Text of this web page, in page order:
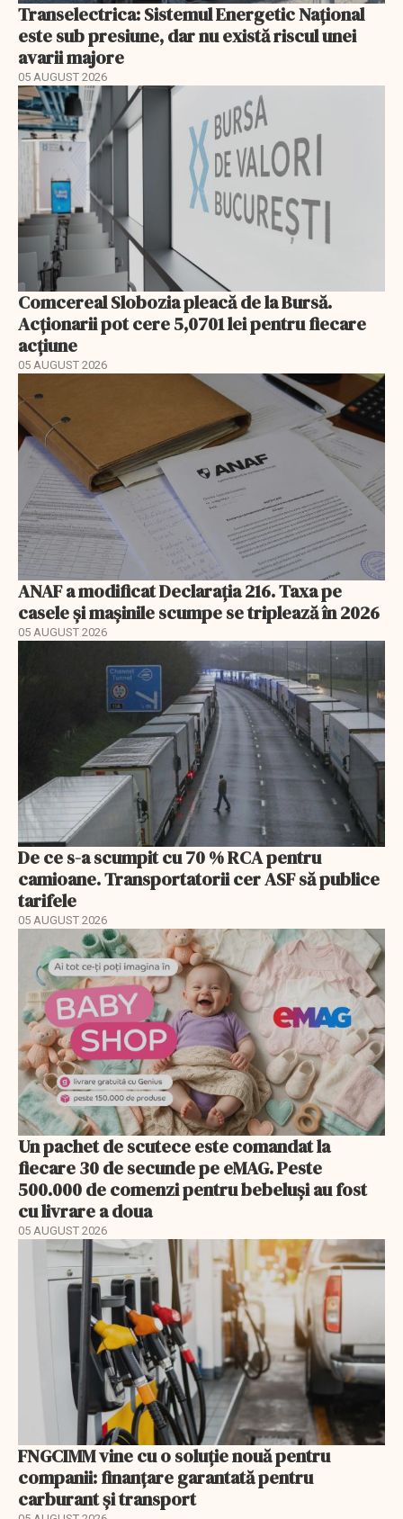
Transelectrica: Sistemul Energetic Național
este sub presiune, dar nu există riscul unei
avarii majore
05 AUGUST 2026
Comcereal Slobozia pleacă de la Bursă.
Acționarii pot cere 5,0701 lei pentru fiecare
acțiune
05 AUGUST 2026
ANAF a modificat Declarația 216. Taxa pe
casele și mașinile scumpe se triplează în 2026
05 AUGUST 2026
De ce s-a scumpit cu 70 % RCA pentru
camioane. Transportatorii cer ASF să publice
tarifele
05 AUGUST 2026
Un pachet de scutece este comandat la
fiecare 30 de secunde pe eMAG. Peste
500.000 de comenzi pentru bebeluși au fost
cu livrare a doua
05 AUGUST 2026
FNGCIMM vine cu o soluție nouă pentru
companii: finanțare garantată pentru
carburant și transport